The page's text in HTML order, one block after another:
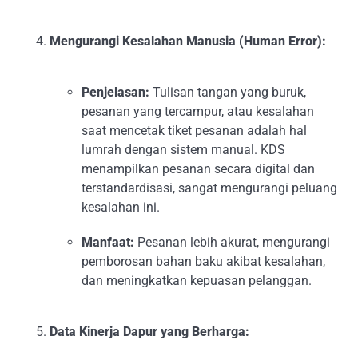
Mengurangi Kesalahan Manusia (Human Error):
Penjelasan: Tulisan tangan yang buruk,
pesanan yang tercampur, atau kesalahan
saat mencetak tiket pesanan adalah hal
lumrah dengan sistem manual. KDS
menampilkan pesanan secara digital dan
terstandardisasi, sangat mengurangi peluang
kesalahan ini.
Manfaat: Pesanan lebih akurat, mengurangi
pemborosan bahan baku akibat kesalahan,
dan meningkatkan kepuasan pelanggan.
Data Kinerja Dapur yang Berharga: